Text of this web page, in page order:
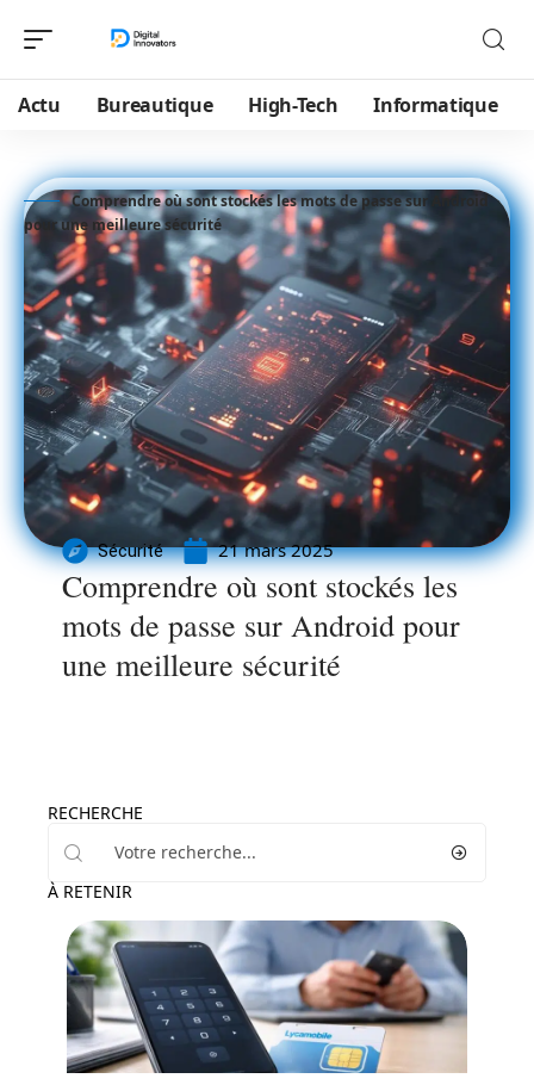
Actu Bureautique High-Tech Informatique
Comprendre où sont stockés les mots de passe sur Android
pour une meilleure sécurité
Sécurité 21 mars 2025
Comprendre où sont stockés les
mots de passe sur Android pour
une meilleure sécurité
RECHERCHE
À RETENIR
High-Tech